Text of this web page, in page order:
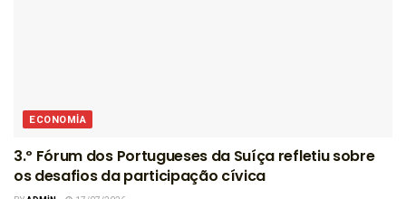
ECONOMIA
3.º Fórum dos Portugueses da Suíça refletiu sobre
os desafios da participação cívica